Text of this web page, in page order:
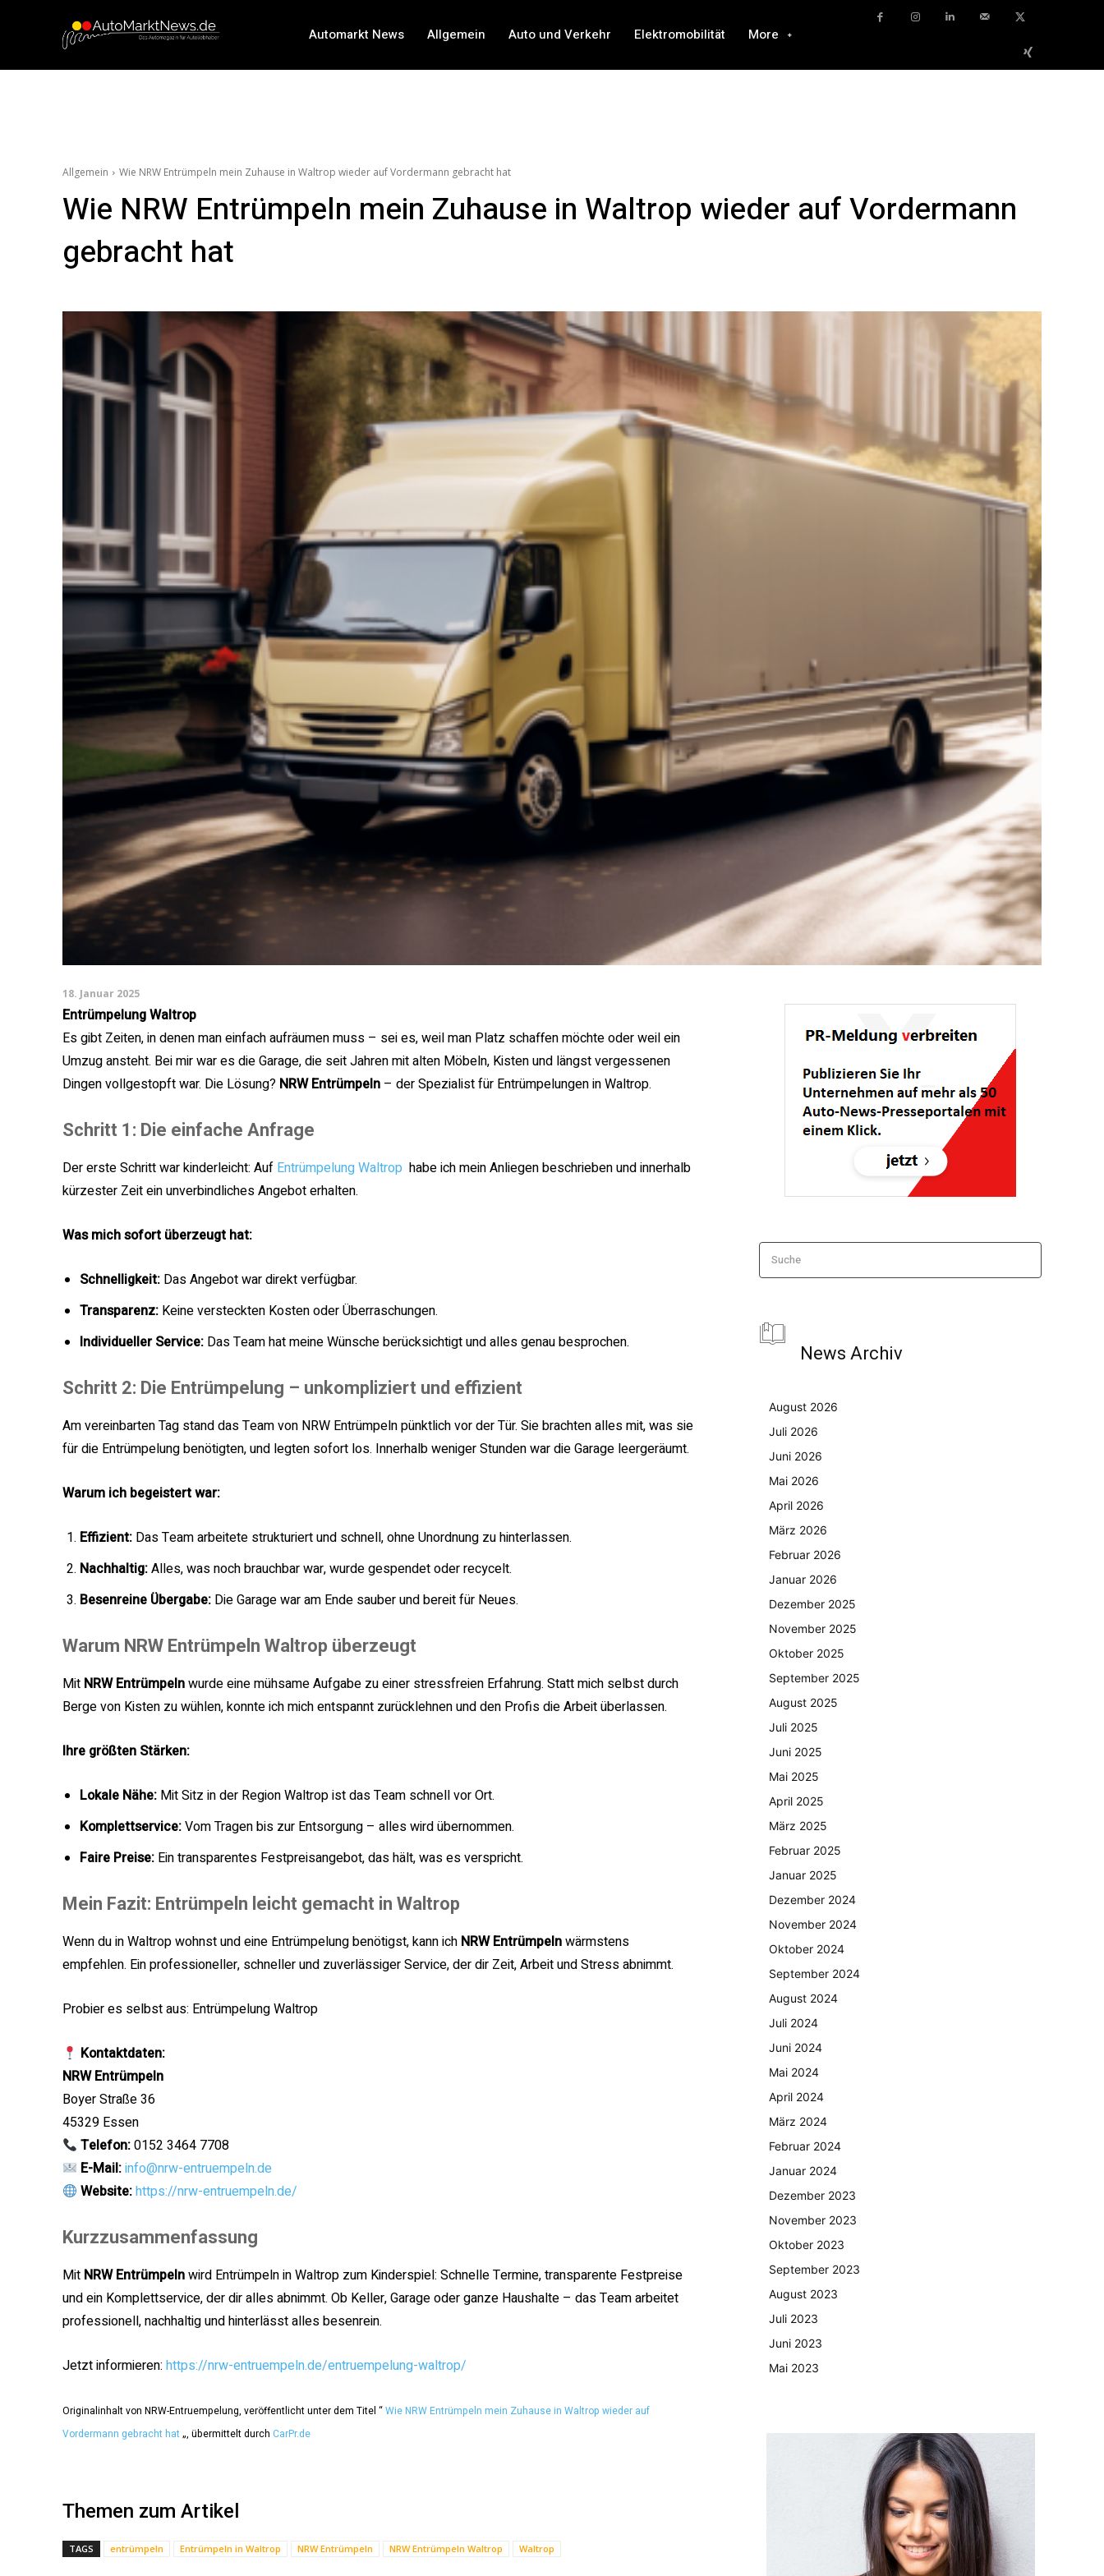
Automarkt News Allgemein Auto und Verkehr Elektromobilität More
Allgemein Wie NRW Entrümpeln mein Zuhause in Waltrop wieder auf Vordermann gebracht hat
Wie NRW Entrümpeln mein Zuhause in Waltrop wieder auf Vordermann
gebracht hat
18. Januar 2025
Entrümpelung Waltrop
Es gibt Zeiten, in denen man einfach aufräumen muss – sei es, weil man Platz schaffen möchte oder weil ein
Umzug ansteht. Bei mir war es die Garage, die seit Jahren mit alten Möbeln, Kisten und längst vergessenen
Dingen vollgestopft war. Die Lösung? NRW Entrümpeln – der Spezialist für Entrümpelungen in Waltrop.
Schritt 1: Die einfache Anfrage
Der erste Schritt war kinderleicht: Auf Entrümpelung Waltrop habe ich mein Anliegen beschrieben und innerhalb
kürzester Zeit ein unverbindliches Angebot erhalten.
Was mich sofort überzeugt hat:
Schnelligkeit: Das Angebot war direkt verfügbar.
Transparenz: Keine versteckten Kosten oder Überraschungen.
Individueller Service: Das Team hat meine Wünsche berücksichtigt und alles genau besprochen.
Schritt 2: Die Entrümpelung – unkompliziert und effizient
Am vereinbarten Tag stand das Team von NRW Entrümpeln pünktlich vor der Tür. Sie brachten alles mit, was sie
für die Entrümpelung benötigten, und legten sofort los. Innerhalb weniger Stunden war die Garage leergeräumt.
Warum ich begeistert war:
Effizient: Das Team arbeitete strukturiert und schnell, ohne Unordnung zu hinterlassen.
Nachhaltig:Alles, was noch brauchbar war, wurde gespendet oder recycelt.
Besenreine Übergabe: Die Garage war am Ende sauber und bereit für Neues.
Warum NRW Entrümpeln Waltrop überzeugt
Mit NRW Entrümpelnwurde eine mühsame Aufgabe zu einer stressfreien Erfahrung. Statt mich selbst durch
Berge von Kisten zu wühlen, konnte ich mich entspannt zurücklehnen und den Profis die Arbeit überlassen.
Ihre größten Stärken:
Lokale Nähe: Mit Sitz in der Region Waltrop ist das Team schnell vor Ort.
Komplettservice:Vom Tragen bis zur Entsorgung – alles wird übernommen.
Faire Preise: Ein transparentes Festpreisangebot, das hält, was es verspricht.
Mein Fazit: Entrümpeln leicht gemacht in Waltrop
Wenn du in Waltrop wohnst und eine Entrümpelung benötigst, kann ich NRW Entrümpelnwärmstens
empfehlen. Ein professioneller, schneller und zuverlässiger Service, der dir Zeit, Arbeit und Stress abnimmt.
Probier es selbst aus: Entrümpelung Waltrop
Kontaktdaten:
NRW Entrümpeln
Boyer Straße 36
45329 Essen
Telefon:0152 3464 7708
E-Mail:info@nrw-entruempeln.de
Website:https://nrw-entruempeln.de/
Kurzzusammenfassung
Mit NRW Entrümpelnwird Entrümpeln in Waltrop zum Kinderspiel: Schnelle Termine, transparente Festpreise
und ein Komplettservice, der dir alles abnimmt. Ob Keller, Garage oder ganze Haushalte – das Team arbeitet
professionell, nachhaltig und hinterlässt alles besenrein.
Jetzt informieren: https://nrw-entruempeln.de/entruempelung-waltrop/
Originalinhalt von NRW-Entruempelung, veröffentlicht unter dem Titel “Wie NRW Entrümpeln mein Zuhause in Waltrop wieder auf
Vordermann gebracht hat„, übermittelt durch CarPr.de
Themen zum Artikel
TAGS entrümpeln Entrümpeln in Waltrop NRW Entrümpeln NRW Entrümpeln Waltrop Waltrop
Suche
News Archiv
August 2026
Juli 2026
Juni 2026
Mai 2026
April 2026
März 2026
Februar 2026
Januar 2026
Dezember 2025
November 2025
Oktober 2025
September 2025
August 2025
Juli 2025
Juni 2025
Mai 2025
April 2025
März 2025
Februar 2025
Januar 2025
Dezember 2024
November 2024
Oktober 2024
September 2024
August 2024
Juli 2024
Juni 2024
Mai 2024
April 2024
März 2024
Februar 2024
Januar 2024
Dezember 2023
November 2023
Oktober 2023
September 2023
August 2023
Juli 2023
Juni 2023
Mai 2023